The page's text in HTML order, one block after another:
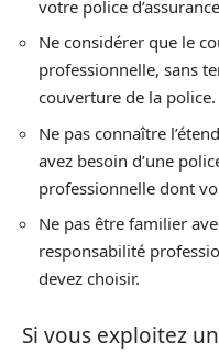
votre police
Ne considérer que le
professionnelle, sans
couverture de la police.
Ne pas connaître
avez besoin d’une
professionnelle dont
Ne pas être familier
responsabilité
devez choisir.
Si vous exploitez